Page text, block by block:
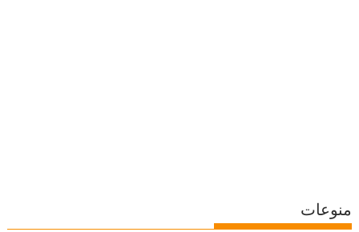
منوعات